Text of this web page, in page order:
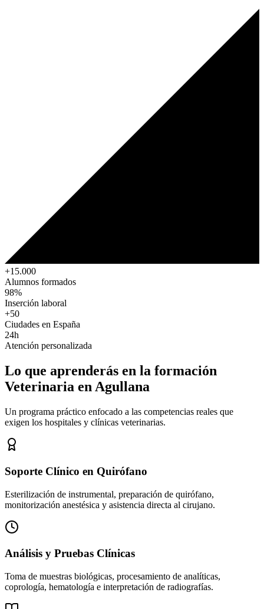
+15.000
Alumnos formados
98%
Inserción laboral
+50
Ciudades en España
24h
Atención personalizada
Lo que aprenderás en la formación
Veterinaria en Agullana
Un programa práctico enfocado a las competencias reales que
exigen los hospitales y clínicas veterinarias.
Soporte Clínico en Quirófano
Esterilización de instrumental, preparación de quirófano,
monitorización anestésica y asistencia directa al cirujano.
Análisis y Pruebas Clínicas
Toma de muestras biológicas, procesamiento de analíticas,
coprología, hematología e interpretación de radiografías.